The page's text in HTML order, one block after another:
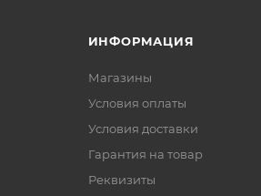
ИНФОРМАЦИЯ
Магазины
Условия оплаты
Условия доставки
Гарантия на товар
Реквизиты